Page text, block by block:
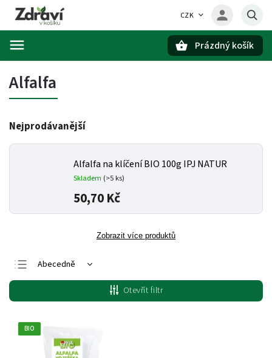
CZK
Prázdný košík
Alfalfa
Nejprodávanější
Alfalfa na klíčení BIO 100g IPJ NATUR
Skladem (>5 ks)
50,70 Kč
Zobrazit více produktů
Abecedně
Nejlevnější
Nejdražší
Nejprodávanější
Otevřít filtr
BIO